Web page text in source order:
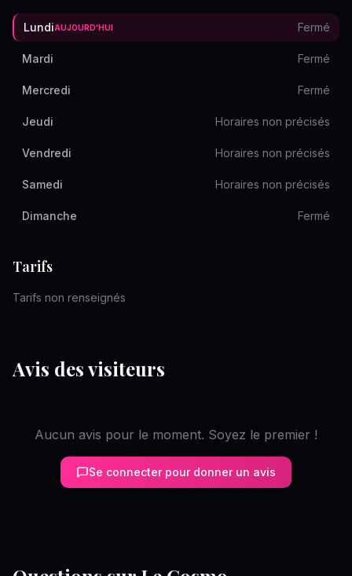
LundiAUJOURD'HUI Fermé
Mardi Fermé
Mercredi Fermé
Jeudi Horaires non précisés
Vendredi Horaires non précisés
Samedi Horaires non précisés
Dimanche Fermé
Tarifs
Tarifs non renseignés
Avis des visiteurs
Aucun avis pour le moment. Soyez le premier !
Se connecter pour donner un avis